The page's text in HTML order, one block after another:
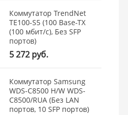
Коммутатор TrendNet
TE100-S5 (100 Base-TX
(100 мбит/с), Без SFP
портов)
5 272 руб.
Коммутатор Samsung
WDS-C8500 H/W WDS-
C8500/RUA (Без LAN
портов, 10 SFP портов)